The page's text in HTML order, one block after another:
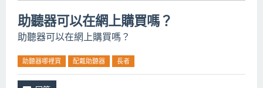
助聽器可以在網上購買嗎？
助聽器可以在網上購買嗎？
助聽器哪裡買 配戴助聽器 長者